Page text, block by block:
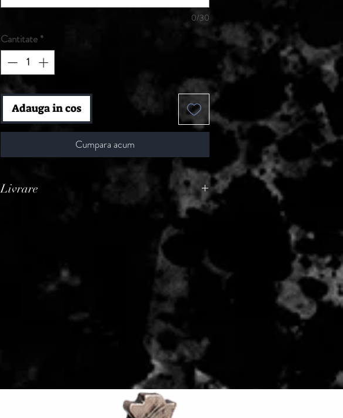
0/30
Cantitate *
Adauga in cos
Cumpara acum
Livrare
Termen de livrare: 1 - 2 zile lucratoare, din momentul